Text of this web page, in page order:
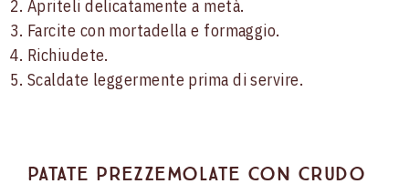
Apriteli delicatamente a metà.
Farcite con mortadella e formaggio.
Richiudete.
Scaldate leggermente prima di servire.
Patate prezzemolate con crudo